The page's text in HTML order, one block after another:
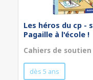
Les héros du cp -
Pagaille à l'école !
Cahiers de
dès 5 ans